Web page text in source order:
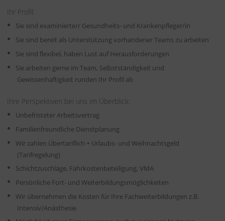
Ihr Profil:
Sie sind examinierte/r Gesundheits- und Krankenpfleger/in
Sie sind bereit als Unterstützung vorhandener Teams zu arbeiten
Sie sind flexibel, haben Lust auf Herausforderungen
Sie arbeiten gerne im Team, Selbstständigkeit und
Gewissenhaftigkeit runden Ihr Profil ab
Ihre Perspektiven bei uns im Überblick:
Unbefristeter Arbeitsvertrag
Familienfreundliche Dienstplanung
Wir zahlen Übertariflich + Urlaubs- und Weihnachtsgeld
(Tarifregelung)
Schichtzuschläge, Fahrkostenbeteiligung, VMA
Persönliche Fort- und Weiterbildungsmöglichkeiten
Wir übernehmen die Kosten für Ihre Fachweiterbildungen z.B.
Intensiv/Anästhesie